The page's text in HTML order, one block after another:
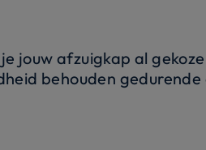
jouw afzuigkap al
behouden gedurende
worden